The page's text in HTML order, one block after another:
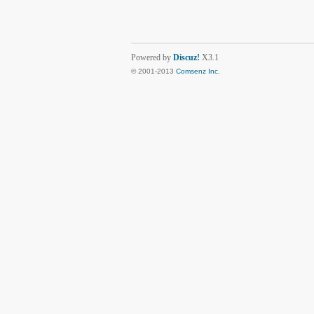
Powered by Discuz! X3.1
© 2001-2013 Comsenz Inc.